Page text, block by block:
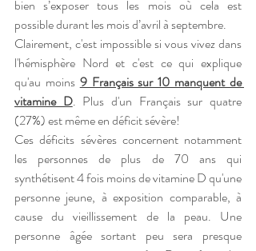
bien s’exposer tous les mois où cela est
possible durant les mois d’avril à septembre.
Clairement, c'est impossible si vous vivez dans
l'hémisphère Nord et c'est ce qui explique
qu'au moins 9 Français sur 10 manquent de
vitamine D. Plus d'un Français sur quatre
(27%) est même en déficit sévère!
Ces déficits sévères concernent notamment
les personnes de plus de 70 ans qui
synthétisent 4 fois moins de vitamine D qu'une
personne jeune, à exposition comparable, à
cause du vieillissement de la peau. Une
personne âgée sortant peu sera presque